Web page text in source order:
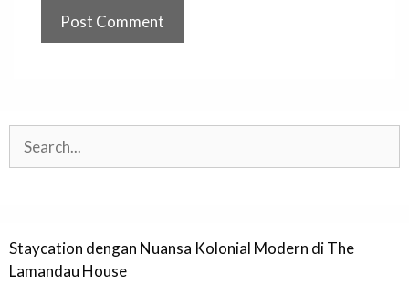
Staycation dengan Nuansa Kolonial Modern di The
Lamandau House